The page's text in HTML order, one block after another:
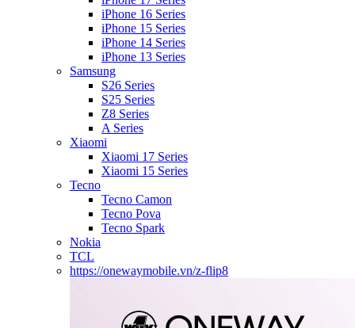
iPhone 16 Series
iPhone 15 Series
iPhone 14 Series
iPhone 13 Series
Samsung
S26 Series
S25 Series
Z8 Series
A Series
Xiaomi
Xiaomi 17 Series
Xiaomi 15 Series
Tecno
Tecno Camon
Tecno Pova
Tecno Spark
Nokia
TCL
https://onewaymobile.vn/z-flip8